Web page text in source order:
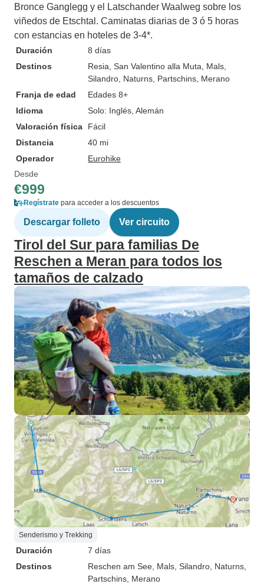
Bronce Ganglegg y el Latschander Waalweg sobre los
viñedos de Etschtal. Caminatas diarias de 3 ó 5 horas
con estancias en hoteles de 3-4*.
Duración
8 días
Destinos
Resia , San Valentino alla Muta , Mals
Silandro , Naturns , Partschins , Merano
Franja de edad
Edades 8+
Idioma
Solo: Inglés, Alemán
Valoración física
Fácil
Distancia
40 mi
Operador
Eurohike
Desde
€999
Regístrate para acceder a los descuentos
Descargar folleto Ver circuito
Tirol del Sur para familias De
Reschen a Meran para todos los
tamaños de calzado
Senderismo y Trekking
Duración
7 días
Destinos
Reschen am See , Mals , Silandro , Naturns
Partschins , Merano